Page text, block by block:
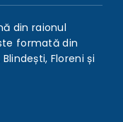
din raionul
formată din
Floreni și